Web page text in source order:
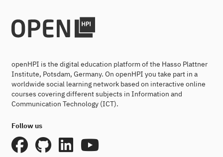
openHPI is the digital education platform of the Hasso Plattner
Institute, Potsdam, Germany. On openHPI you take part in a
worldwide social learning network based on interactive online
courses covering different subjects in Information and
Communication Technology (ICT).
Follow us